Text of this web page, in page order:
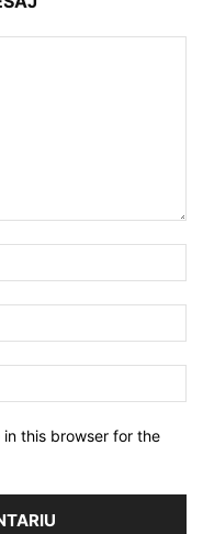
this browser for the